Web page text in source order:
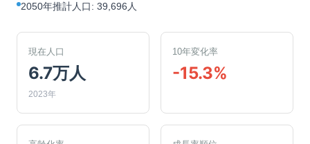
2050年推計人口: 39,696人
現在人口
6.7万人
2023年
10年変化率
-15.3%